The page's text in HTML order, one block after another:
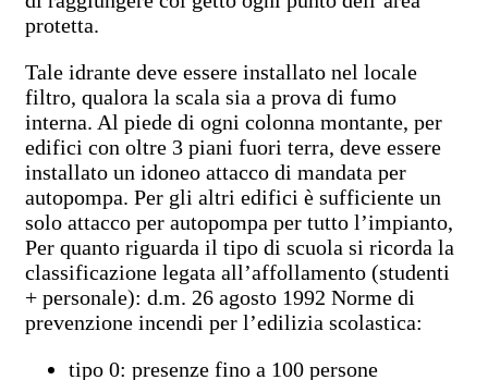
protetta.
Tale idrante deve essere installato nel locale
filtro, qualora la scala sia a prova di fumo
interna. Al piede di ogni colonna montante, per
edifici con oltre 3 piani fuori terra, deve essere
installato un idoneo attacco di mandata per
autopompa. Per gli altri edifici è sufficiente un
solo attacco per autopompa per tutto l’impianto,
Per quanto riguarda il tipo di scuola si ricorda la
classificazione legata all’affollamento (studenti
+ personale): d.m. 26 agosto 1992 Norme di
prevenzione incendi per l’edilizia scolastica:
tipo 0: presenze fino a 100 persone